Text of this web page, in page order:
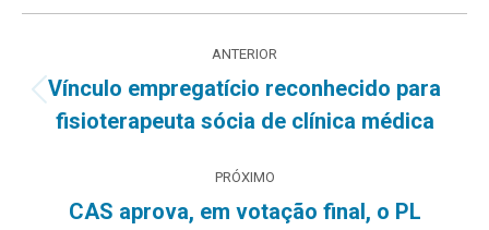
de
post:
ANTERIOR
Post
anterior:
Vínculo empregatício reconhecido para
fisioterapeuta sócia de clínica médica
PRÓXIMO
CAS aprova, em votação final, o PL